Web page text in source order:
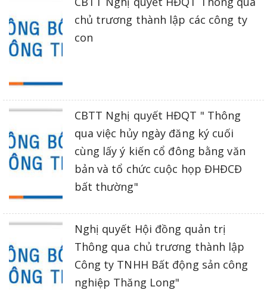
chủ trương thành lập các công ty
con
CBTT Nghị quyết HĐQT " Thông
qua việc hủy ngày đăng ký cuối
cùng lấy ý kiến cổ đông bằng văn
bản và tổ chức cuộc họp ĐHĐCĐ
bất thường"
Nghị quyết Hội đồng quản trị
Thông qua chủ trương thành lập
Công ty TNHH Bất động sản công
nghiệp Thăng Long"